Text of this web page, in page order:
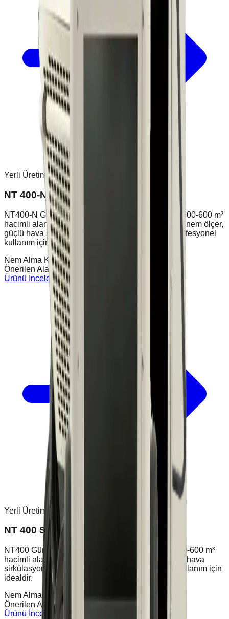
Yerli Üretim
NT 400-N Sanayi Tipi Nem Alma Cihazı
NT400-N Günlük 75 litre nem alma kapasitesiyle 400-600 m³
hacimli alanlarda yüksek performans sunar. Dijital nem ölçer,
güçlü hava sirkülasyonu ve dayanıklı yapısıyla profesyonel
kullanım için idealdir.
Nem Alma Kapasitesi
Önerilen Alan400 / 600 m³
Ürünü İncele
Yerli Üretim
NT 400 Sanayi Tipi Nem Alma Cihazı
NT400 Günlük 75 litre nem alma kapasitesiyle 400-600 m³
hacimli alanlarda yüksek performans sunar. Güçlü hava
sirkülasyonu ve dayanıklı yapısıyla profesyonel kullanım için
idealdir.
Nem Alma Kapasitesi
Önerilen Alan 400 / 600 m³
Ürünü İncele